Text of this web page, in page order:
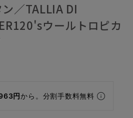
／TALLIA DI
ウールトロピカ
円から。分割手数料無料